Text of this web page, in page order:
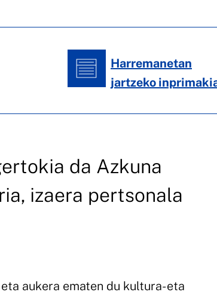
Harremanetan
jartzeko
da Azkuna
izaera pertsonala
aukera ematen du kultura- eta